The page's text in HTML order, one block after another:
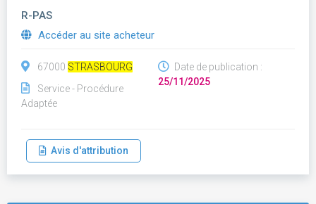
R-PAS
Accéder au site acheteur
67000 STRASBOURG
Service - Procédure
Adaptée
Date de publication :
25/11/2025
Avis d'attribution